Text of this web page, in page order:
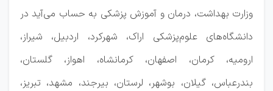
وزارت بهداشت، درمان و آموزش پزشکی به حساب می‌آید در
دانشگاه‌های علوم‌پزشکی اراک، شهرکرد، اردبیل، شیراز،
ارومیه، کرمان، اصفهان، کرمانشاه، اهواز، گلستان،
بندرعباس، گیلان، بوشهر، لرستان، بیرجند، مشهد، تبریز،